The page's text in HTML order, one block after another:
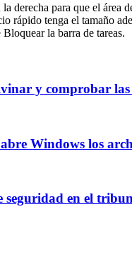
derecha para que el área
rápido tenga el tamaño
la barra de tareas.
y comprobar las
Windows los
en el